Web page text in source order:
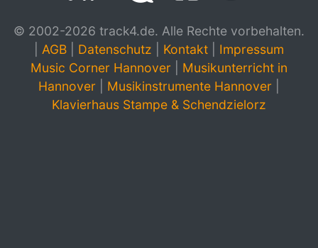
© 2002-2026 track4.de. Alle Rechte vorbehalten.
AGB Datenschutz Kontakt
Impressum
Music Corner Hannover
Musikunterricht in
Hannover
Musikinstrumente Hannover
Klavierhaus Stampe & Schendzielorz